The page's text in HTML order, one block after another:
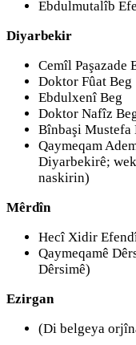
Ebdulmutalîb
Diyarbekir
Cemîl Paşazade
Doktor Fûat Beg
Ebdulxenî Beg
Doktor Nafîz
Bînbaşi Mustefa
Qaymeqam
Diyarbekirê;
naskirin)
Mêrdîn
Hecî Xidir
Qaymeqamê
Dêrsimê)
Ezirgan
(Di belgeya